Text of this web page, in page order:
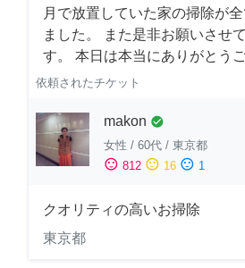
月で放置していた家の掃除が
ました。 また是非お願いさせ
す。 本日は本当にありがとう
依頼されたチケット
makon check_circle
女性 / 60代 / 東京都
sentiment_satisfied 812 sentiment_neutral 16 sentiment_dissatisfied 1
クオリティの高いお掃除
東京都